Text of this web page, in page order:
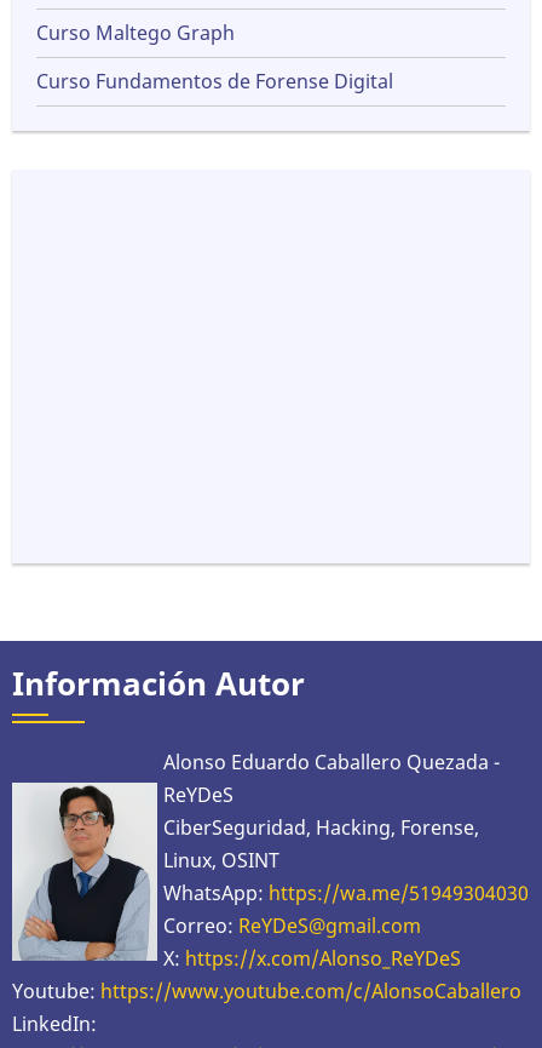
Curso Maltego Graph
Curso Fundamentos de Forense Digital
Información Autor
Alonso Eduardo Caballero Quezada -
ReYDeS
CiberSeguridad, Hacking, Forense,
Linux, OSINT
WhatsApp: https://wa.me/51949304030
Correo: ReYDeS@gmail.com
X: https://x.com/Alonso_ReYDeS
Youtube: https://www.youtube.com/c/AlonsoCaballero
LinkedIn: